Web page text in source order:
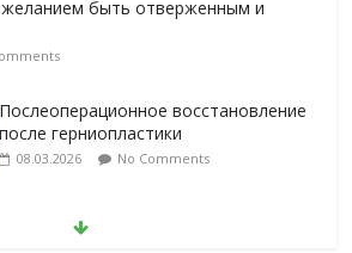
08.03.2026 No Comments
Барбированные нити в хирургии:
принцип работы и преимущества
технологии